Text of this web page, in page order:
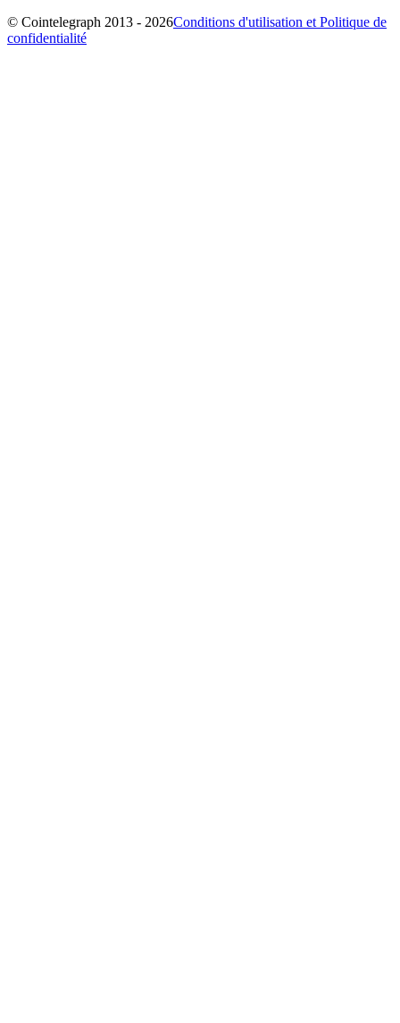
© Cointelegraph 2013 - 2026Conditions d'utilisation et Politique de
confidentialité